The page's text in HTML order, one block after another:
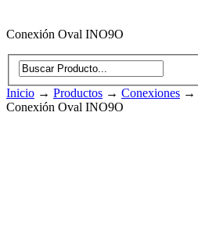
Conexión Oval INO9O
Inicio → Productos → Conexiones →
Conexión Oval INO9O